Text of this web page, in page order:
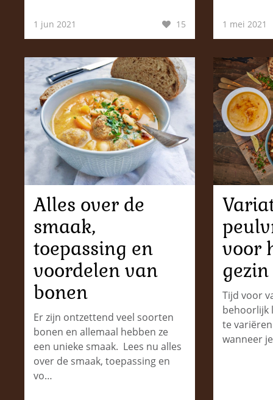
1 jun 2021 15 1 mei 2021
Alles over de
smaak,
toepassing en
voordelen van
bonen
Er zijn ontzettend veel soorten
bonen en allemaal hebben ze
een unieke smaak. Lees nu alles
over de smaak, toepassing en
vo…
voor
gezin
Tijd voor
behoorlijk
te
wanneer